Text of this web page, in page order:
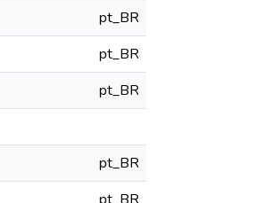
pt_BR
pt_BR
pt_BR
pt_BR